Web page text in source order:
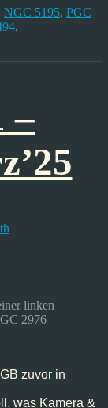
NGC 5195, PGC
,
–
linken
2976
zuvor in
was Kamera &